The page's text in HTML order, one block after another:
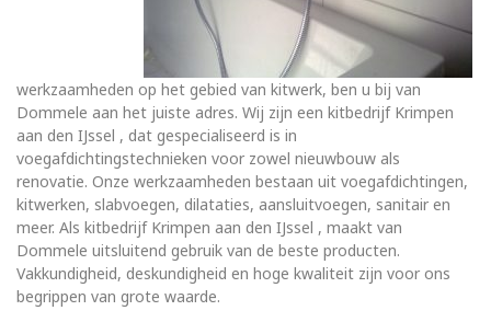
werkzaamheden op het gebied van kitwerk, ben u bij van
Dommele aan het juiste adres. Wij zijn een kitbedrijf Krimpen
aan den IJssel , dat gespecialiseerd is in
voegafdichtingstechnieken voor zowel nieuwbouw als
renovatie. Onze werkzaamheden bestaan uit voegafdichtingen,
kitwerken, slabvoegen, dilataties, aansluitvoegen, sanitair en
meer. Als kitbedrijf Krimpen aan den IJssel , maakt van
Dommele uitsluitend gebruik van de beste producten.
Vakkundigheid, deskundigheid en hoge kwaliteit zijn voor ons
begrippen van grote waarde.